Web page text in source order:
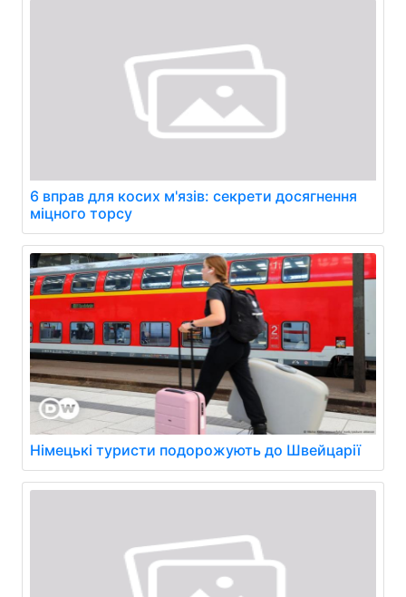
6 вправ для косих м'язів: секрети досягнення
міцного торсу
Німецькі туристи подорожують до Швейцарії